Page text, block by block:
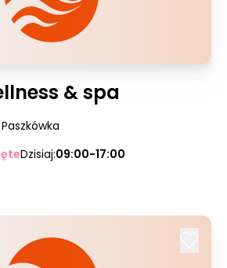
& spa
Dzisiaj:09:00-17:00